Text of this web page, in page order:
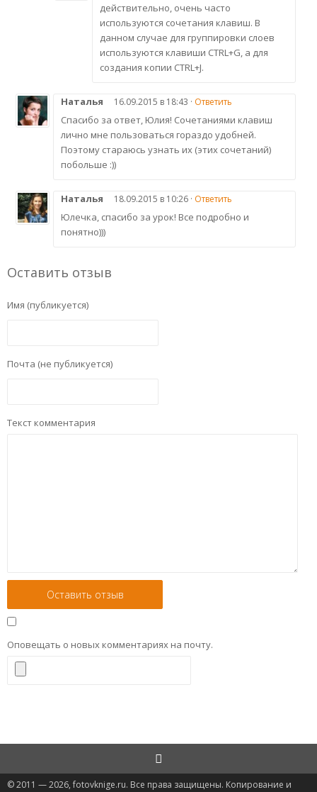
действительно, очень часто
используются сочетания клавиш. В
данном случае для группировки слоев
используются клавиши CTRL+G, а для
создания копии CTRL+J.
Наталья 16.09.2015 в 18:43 · Ответить
Спасибо за ответ, Юлия! Сочетаниями клавиш
лично мне пользоваться гораздо удобней.
Поэтому стараюсь узнать их (этих сочетаний)
побольше :))
Наталья 18.09.2015 в 10:26 · Ответить
Юлечка, спасибо за урок! Все подробно и
понятно)))
Оставить отзыв
Имя (публикуется)
Почта (не публикуется)
Текст комментария
Оповещать о новых комментариях на почту.
© 2011 — 2026, fotovknige.ru. Все права защищены. Копирование и